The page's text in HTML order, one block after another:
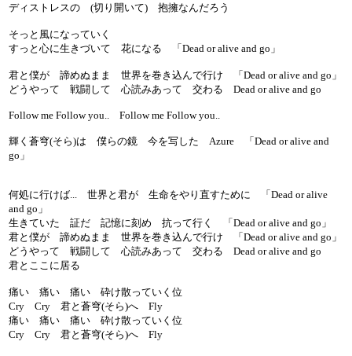
ディストレスの (切り開いて) 抱擁なんだろう
そっと風になっていく
すっと心に生きづいて 花になる 「Dead or alive and go」
君と僕が 諦めぬまま 世界を巻き込んで行け 「Dead or alive and go」
どうやって 戦闘して 心読みあって 交わる Dead or alive and go
Follow me Follow you.. Follow me Follow you..
輝く蒼穹(そら)は 僕らの鏡 今を写した Azure 「Dead or alive and
go」
何処に行けば... 世界と君が 生命をやり直すために 「Dead or alive
and go」
生きていた 証だ 記憶に刻め 抗って行く 「Dead or alive and go」
君と僕が 諦めぬまま 世界を巻き込んで行け 「Dead or alive and go」
どうやって 戦闘して 心読みあって 交わる Dead or alive and go
君とここに居る
痛い 痛い 痛い 砕け散っていく位
Cry Cry 君と蒼穹(そら)へ Fly
痛い 痛い 痛い 砕け散っていく位
Cry Cry 君と蒼穹(そら)へ Fly